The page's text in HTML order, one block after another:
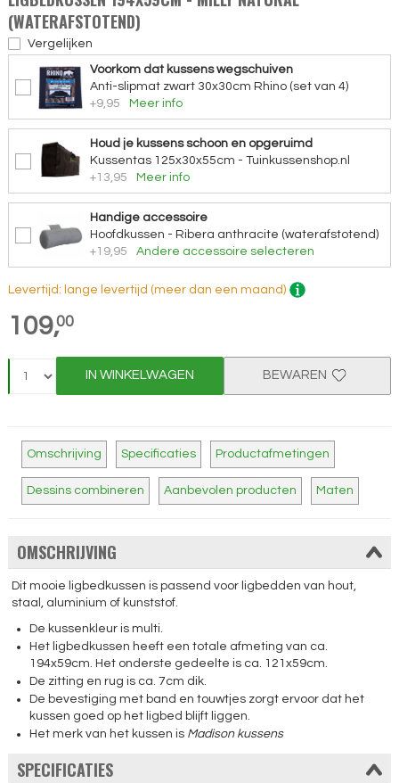
(WATERAFSTOTEND)
Vergelijken
Voorkom dat kussens wegschuiven
Anti-slipmat zwart 30x30cm Rhino (set van 4)
+9,95
Meer info
Houd je kussens schoon en opgeruimd
Kussentas 125x30x55cm - Tuinkussenshop.nl
+13,95
Meer info
Handige accessoire
Hoofdkussen - Ribera anthracite (waterafstotend)
+19,95
Andere accessoire selecteren
Levertijd: lange levertijd (meer dan een maand)
109,00
IN WINKELWAGEN BEWAREN
Omschrijving Specificaties Productafmetingen
Dessins combineren Aanbevolen producten Maten
OMSCHRIJVING
Dit mooie ligbedkussen is passend voor ligbedden van hout,
staal, aluminium of kunststof.
De kussenkleur is multi.
Het ligbedkussen heeft een totale afmeting van ca.
194x59cm. Het onderste gedeelte is ca. 121x59cm.
De zitting en rug is ca. 7cm dik.
De bevestiging met band en touwtjes zorgt ervoor dat het
kussen goed op het ligbed blijft liggen.
Het merk van het kussen is Madison kussens
SPECIFICATIES